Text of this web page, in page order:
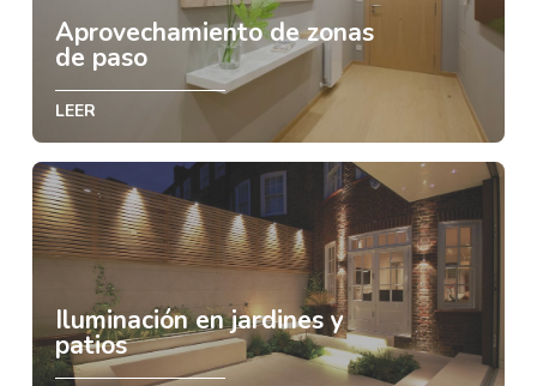
Aprovechamiento de zonas
de paso
LEER
Iluminación en jardines y
patios